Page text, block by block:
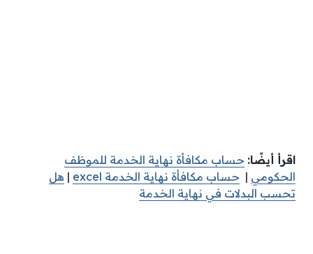
اقرأ أيضًا: حساب مكافأة نهاية الخدمة للموظف
الحكومي | حساب مكافأة نهاية الخدمة excel | هل
تحسب البدلات في نهاية الخدمة